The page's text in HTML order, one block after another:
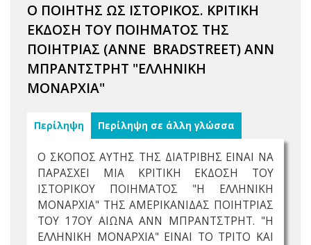
Ο ΠΟΙΗΤΗΣ ΩΣ ΙΣΤΟΡΙΚΟΣ. ΚΡΙΤΙΚΗ
ΕΚΔΟΣΗ ΤΟΥ ΠΟΙΗΜΑΤΟΣ ΤΗΣ
ΠΟΙΗΤΡΙΑΣ (ANNE BRADSTREET) ΑΝΝ
ΜΠΡΑΝΤΣΤΡΗΤ "ΕΛΛΗΝΙΚΗ
ΜΟΝΑΡΧΙΑ"
Περίληψη Περίληψη σε άλλη γλώσσα
Ο ΣΚΟΠΟΣ ΑΥΤΗΣ ΤΗΣ ΔΙΑΤΡΙΒΗΣ ΕΙΝΑΙ ΝΑ
ΠΑΡΑΣΧΕΙ ΜΙΑ ΚΡΙΤΙΚΗ ΕΚΔΟΣΗ ΤΟΥ
ΙΣΤΟΡΙΚΟΥ ΠΟΙΗΜΑΤΟΣ "Η ΕΛΛΗΝΙΚΗ
ΜΟΝΑΡΧΙΑ" ΤΗΣ ΑΜΕΡΙΚΑΝΙΔΑΣ ΠΟΙΗΤΡΙΑΣ
ΤΟΥ 17ΟΥ ΑΙΩΝΑ ΑΝΝ ΜΠΡΑΝΤΣΤΡΗΤ. "Η
ΕΛΛΗΝΙΚΗ ΜΟΝΑΡΧΙΑ" ΕΙΝΑΙ ΤΟ ΤΡΙΤΟ ΚΑΙ